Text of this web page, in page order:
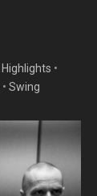
Highlights •
• Swing